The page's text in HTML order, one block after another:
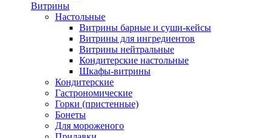
Витрины
Настольные
Витрины барные и суши-кейсы
Витрины для ингредиентов
Витрины нейтральные
Кондитерские настольные
Шкафы-витрины
Кондитерские
Гастрономические
Горки (пристенные)
Бонеты
Для мороженого